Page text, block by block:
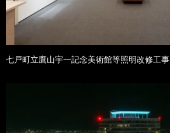
七戸町立鷹山宇一記念美術館等照明改修工事